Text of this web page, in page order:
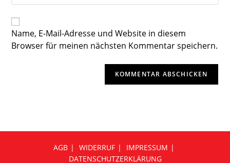
Name, E-Mail-Adresse und Website in diesem
Browser für meinen nächsten Kommentar speichern.
AGB WIDERRUF
IMPRESSUM
DATENSCHUTZERKLÄRUNG